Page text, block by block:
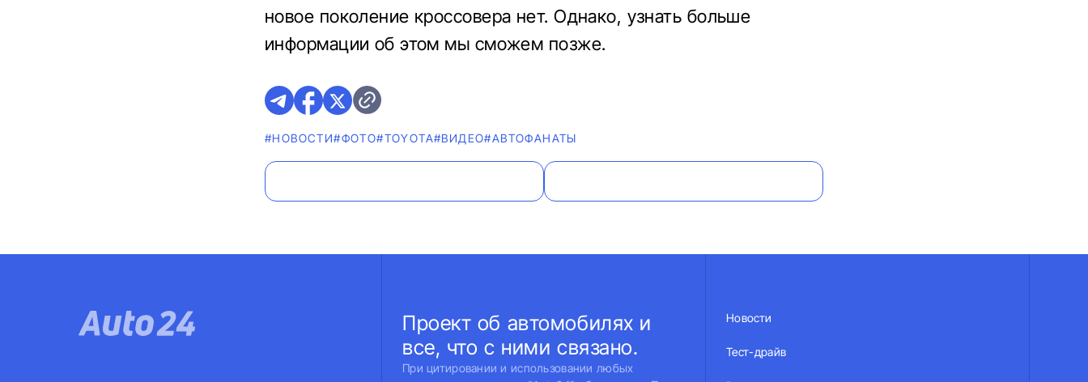
новое поколение кроссовера нет. Однако, узнать больше
информации об этом мы сможем позже.
#НОВОСТИ#ФОТО#TOYOTA#ВИДЕО#AВТОФАНАТЫ
Проект об автомобилях и
все, что с ними связано.
При цитировании и использовании любых
Новости
Тест-драйв